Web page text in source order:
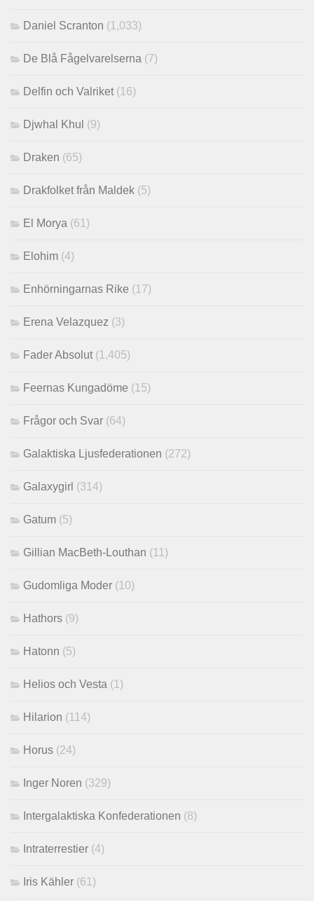
Daniel Scranton (1,033)
De Blå Fågelvarelserna (7)
Delfin och Valriket(16)
Djwhal Khul (9)
Draken (65)
Drakfolket från Maldek (5)
El Morya (61)
Elohim (4)
Enhörningarnas Rike (17)
Erena Velazquez (3)
Fader Absolut(1,405)
Feernas Kungadöme (15)
Frågor och Svar (64)
Galaktiska Ljusfederationen (272)
Galaxygirl (314)
Gatum (5)
Gillian MacBeth-Louthan (11)
Gudomliga Moder (10)
Hathors (9)
Hatonn (5)
Helios och Vesta (1)
Hilarion (114)
Horus (24)
Inger Noren (329)
Intergalaktiska Konfederationen (8)
Intraterrestier (4)
Iris Kähler (61)